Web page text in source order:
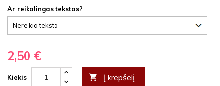
Ar reikalingas tekstas?
2,50 €
Kiekis  Į krepšelį